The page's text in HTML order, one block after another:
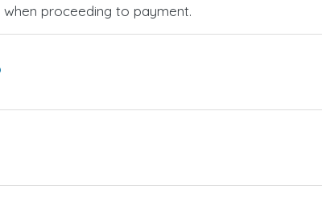
proceeding to payment.